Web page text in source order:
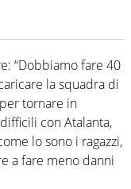
“Dobbiamo fare 40
la squadra di
tornare in
con Atalanta,
lo sono i ragazzi,
a fare meno danni